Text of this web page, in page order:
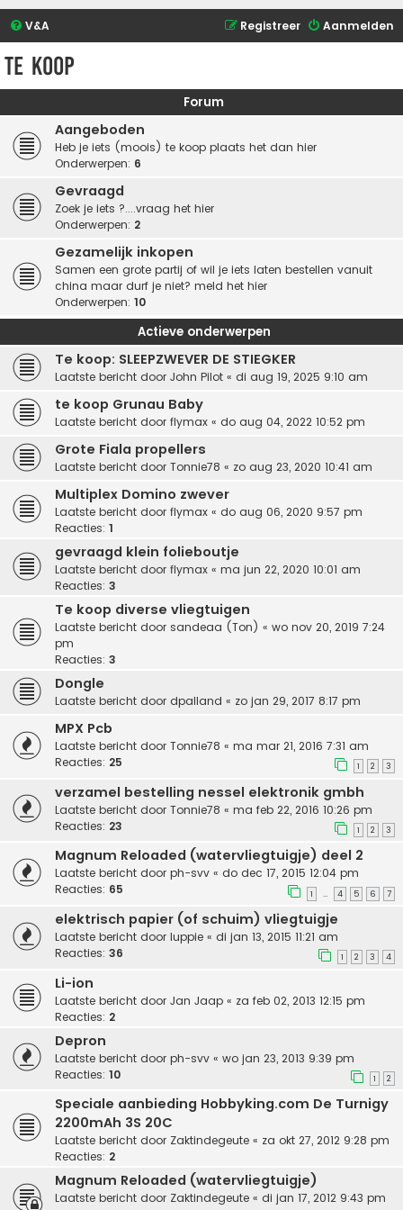
V&A Aanmelden
Registreer
Te Koop
Forum
Aangeboden
Heb je iets (moois) te koop plaats het dan hier
Onderwerpen: 6
Gevraagd
Zoek je iets ?....vraag het hier
Onderwerpen: 2
Gezamelijk inkopen
Samen een grote partij of wil je iets laten bestellen vanuit
china maar durf je niet? meld het hier
Onderwerpen: 10
Actieve onderwerpen
Te koop: SLEEPZWEVER DE STIEGKER
Laatste bericht door John Pilot « di aug 19, 2025 9:10 am
te koop Grunau Baby
Laatste bericht door flymax « do aug 04, 2022 10:52 pm
Grote Fiala propellers
Laatste bericht door Tonnie78 « zo aug 23, 2020 10:41 am
Multiplex Domino zwever
Laatste bericht door flymax « do aug 06, 2020 9:57 pm
Reacties: 1
gevraagd klein folieboutje
Laatste bericht door flymax « ma jun 22, 2020 10:01 am
Reacties: 3
Te koop diverse vliegtuigen
Laatste bericht door sandeaa (Ton) « wo nov 20, 2019 7:24
pm
Reacties: 3
Dongle
Laatste bericht door dpalland « zo jan 29, 2017 8:17 pm
MPX Pcb
Laatste bericht door Tonnie78 « ma mar 21, 2016 7:31 am
Reacties: 25 1 2 3
verzamel bestelling nessel elektronik gmbh
Laatste bericht door Tonnie78 « ma feb 22, 2016 10:26 pm
Reacties: 23 1 2 3
Magnum Reloaded (watervliegtuigje) deel 2
Laatste bericht door ph-svv « do dec 17, 2015 12:04 pm
Reacties: 65 1 … 4 5 6 7
elektrisch papier (of schuim) vliegtuigje
Laatste bericht door luppie « di jan 13, 2015 11:21 am
Reacties: 36 1 2 3 4
Li-ion
Laatste bericht door Jan Jaap « za feb 02, 2013 12:15 pm
Reacties: 2
Depron
Laatste bericht door ph-svv « wo jan 23, 2013 9:39 pm
Reacties: 10 1 2
Speciale aanbieding Hobbyking.com De Turnigy
2200mAh 3S 20C
Laatste bericht door Zaktindegeute « za okt 27, 2012 9:28 pm
Reacties: 2
Magnum Reloaded (watervliegtuigje)
Laatste bericht door Zaktindegeute « di jan 17, 2012 9:43 pm